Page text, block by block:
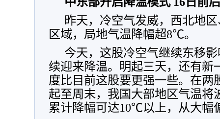
昨天，冷空气发威，西北地
区域，局地气温降幅超8℃。
今天，这股冷空气继续东移
续迎来降温。明起三天，还有新
度比目前这股要更强一些。在两
起至周末，我国大部地区气温将
累计降幅可达10℃以上，从大幅